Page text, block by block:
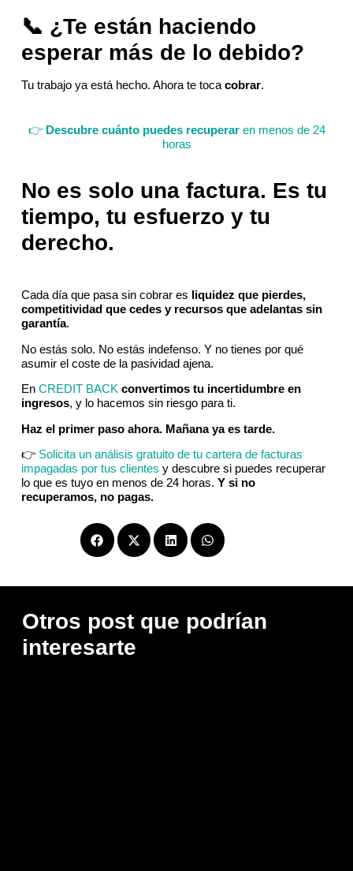
📞 ¿Te están haciendo
esperar más de lo debido?
Tu trabajo ya está hecho. Ahora te toca cobrar.
👉 Descubre cuánto puedes recuperaren menos de 24
horas
No es solo una factura. Es tu
tiempo, tu esfuerzo y tu
derecho.
Cada día que pasa sin cobrar es liquidez que pierdes,
competitividad que cedes y recursos que adelantas sin
garantía.
No estás solo. No estás indefenso. Y no tienes por qué
asumir el coste de la pasividad ajena.
En CREDIT BACK convertimos tu incertidumbre en
ingresos, y lo hacemos sin riesgo para ti.
Haz el primer paso ahora. Mañana ya es tarde.
👉 Solicita un análisis gratuito de tu cartera de facturas
impagadas por tus clientes y descubre si puedes recuperar
lo que es tuyo en menos de 24 horas. Y si no
recuperamos, no pagas.
Otros post que podrían
interesarte